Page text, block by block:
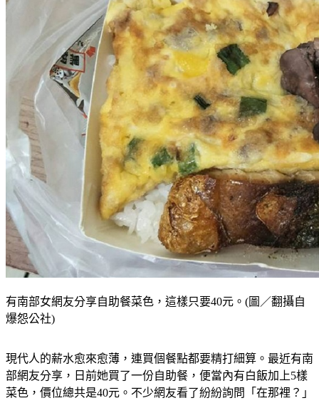
有南部女網友分享自助餐菜色，這樣只要40元。(圖／翻攝自
爆怨公社)
現代人的薪水愈來愈薄，連買個餐點都要精打細算。 最近有南
部網友分享，日前她買了一份自助餐，便當內有白飯加上5樣
菜色，價位總共是40元。 不少網友看了紛紛詢問「在那裡？」